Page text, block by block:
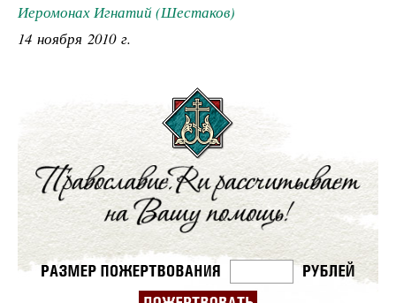
Иеромонах Игнатий (Шестаков)
14 ноября 2010 г.